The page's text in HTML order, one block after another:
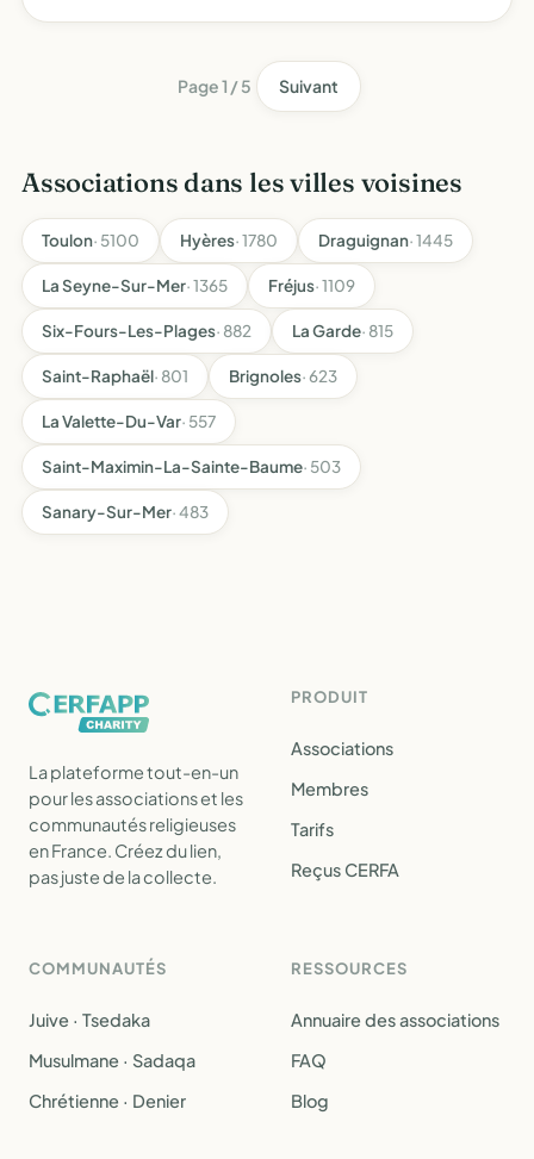
Page 1 / 5 Suivant
Associations dans les villes voisines
Toulon· 5100 Hyères· 1780 Draguignan· 1445
La Seyne-Sur-Mer· 1365 Fréjus· 1109
Six-Fours-Les-Plages· 882 La Garde· 815
Saint-Raphaël· 801 Brignoles· 623
La Valette-Du-Var· 557
Saint-Maximin-La-Sainte-Baume· 503
Sanary-Sur-Mer· 483
La plateforme tout-en-un
pour les associations et les
communautés religieuses
en France. Créez du lien,
pas juste de la collecte.
PRODUIT
Associations
Membres
Tarifs
Reçus CERFA
COMMUNAUTÉS
Juive · Tsedaka
Musulmane · Sadaqa
Chrétienne · Denier
RESSOURCES
Annuaire des associations
FAQ
Blog